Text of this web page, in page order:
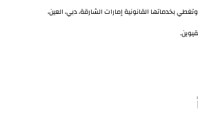
بخدماتها القانونية إمارات الشارقة، دبي، العين،